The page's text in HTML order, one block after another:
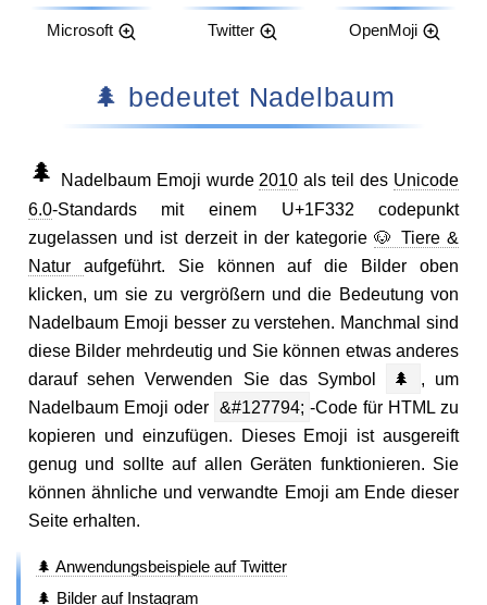
Microsoft Twitter OpenMoji
🌲 bedeutet Nadelbaum
🌲 Nadelbaum Emoji wurde 2010 als teil des Unicode
6.0-Standards mit einem U+1F332 codepunkt
zugelassen und ist derzeit in der kategorie🐶 Tiere &
Natur aufgeführt. Sie können auf die Bilder oben
klicken, um sie zu vergrößern und die Bedeutung von
Nadelbaum Emoji besser zu verstehen. Manchmal sind
diese Bilder mehrdeutig und Sie können etwas anderes
darauf sehen Verwenden Sie das Symbol
🌲
, um
Nadelbaum Emoji oder &#127794; -Code für HTML zu
kopieren und einzufügen. Dieses Emoji ist ausgereift
genug und sollte auf allen Geräten funktionieren. Sie
können ähnliche und verwandte Emoji am Ende dieser
Seite erhalten.
🌲 Anwendungsbeispiele auf Twitter
🌲 Bilder auf Instagram